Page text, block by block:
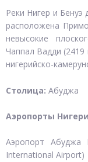
Реки Нигер и Бенуэ
расположена
невысокие
Чаппал Вадди
нигерийско-
Столица: Абуджа
Аэропорты
Аэропорт Абуджа
International Airport)